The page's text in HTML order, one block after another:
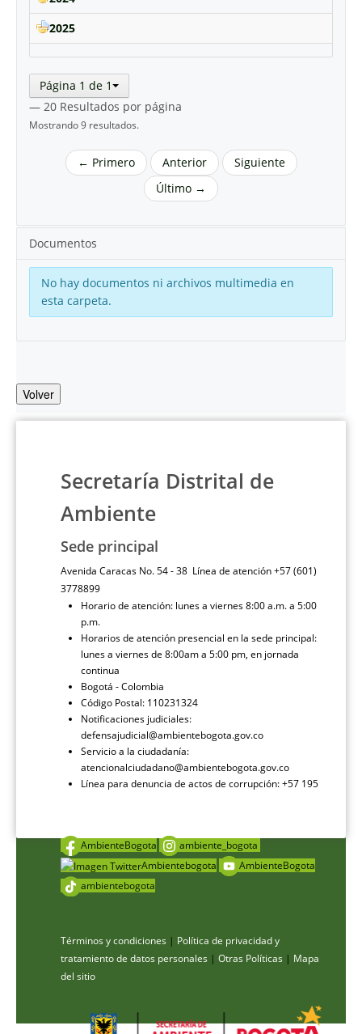
2025
Página 1 de 1
— 20 Resultados por página
Mostrando 9 resultados.
← Primero Anterior
Siguiente
Último →
Documentos
No hay documentos ni archivos multimedia en
esta carpeta.
Volver
Secretaría Distrital de
Ambiente
Sede principal
Avenida Caracas No. 54 - 38 Línea de atención +57 (601)
3778899
Horario de atención: lunes a viernes 8:00 a.m. a 5:00
p.m.
Horarios de atención presencial en la sede principal:
lunes a viernes de 8:00am a 5:00 pm, en jornada
continua
Bogotá - Colombia
Código Postal: 110231324
Notificaciones judiciales:
defensajudicial@ambientebogota.gov.co
Servicio a la ciudadanía:
atencionalciudadano@ambientebogota.gov.co
Línea para denuncia de actos de corrupción: +57 195
AmbienteBogota
ambiente_bogota
Ambientebogota
AmbienteBogota
ambientebogota
Términos y condiciones | Política de privacidad y
tratamiento de datos personales | Otras Políticas | Mapa
del sitio